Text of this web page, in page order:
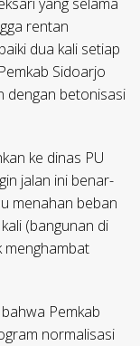
rentan
dua kali setiap
Sidoarjo
dengan betonisasi
ke dinas PU
jalan ini benar-
menahan beban
(bangunan di
menghambat
Pemkab
normalisasi